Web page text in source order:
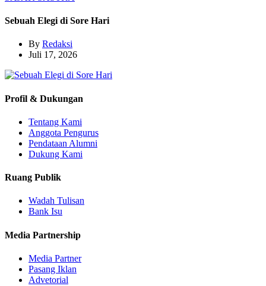
Sebuah Elegi di Sore Hari
By Redaksi
Juli 17, 2026
Profil & Dukungan
Tentang Kami
Anggota Pengurus
Pendataan Alumni
Dukung Kami
Ruang Publik
Wadah Tulisan
Bank Isu
Media Partnership
Media Partner
Pasang Iklan
Advetorial